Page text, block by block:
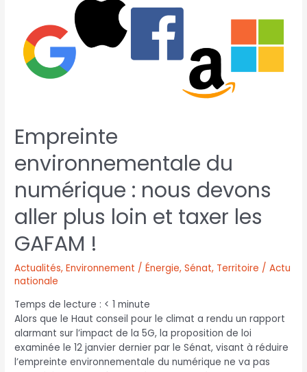
Empreinte
environnementale du
numérique : nous devons
aller plus loin et taxer les
GAFAM !
Actualités,Environnement / Énergie,Sénat, Territoire / Actu
nationale
Temps de lecture : < 1 minute
Alors que le Haut conseil pour le climat a rendu un rapport
alarmant sur l’impact de la 5G, la proposition de loi
examinée le 12 janvier dernier par le Sénat, visant à réduire
l’empreinte environnementale du numérique ne va pas